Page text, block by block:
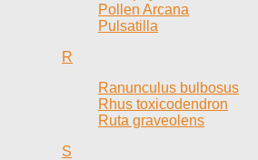
Pollen Arcana
Pulsatilla
R
Ranunculus bulbosus
Rhus toxicodendron
Ruta graveolens
S